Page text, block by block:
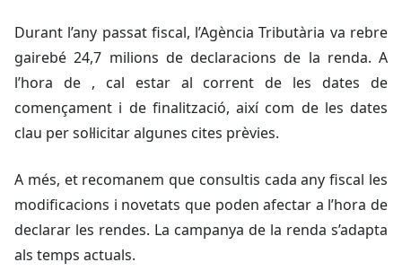
Durant l’any passat fiscal, l’Agència Tributària va rebre
gairebé 24,7 milions de declaracions de la renda. A
l’hora de , cal estar al corrent de les dates de
començament i de finalització, així com de les dates
clau per sol·licitar algunes cites prèvies.
A més, et recomanem que consultis cada any fiscal les
modificacions i novetats que poden afectar a l’hora de
declarar les rendes. La campanya de la renda s’adapta
als temps actuals.